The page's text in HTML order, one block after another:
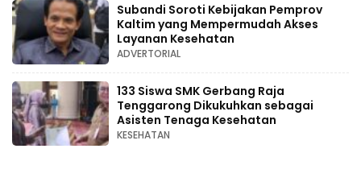
Subandi Soroti Kebijakan Pemprov
Kaltim yang Mempermudah Akses
Layanan Kesehatan
ADVERTORIAL
133 Siswa SMK Gerbang Raja
Tenggarong Dikukuhkan sebagai
Asisten Tenaga Kesehatan
KESEHATAN